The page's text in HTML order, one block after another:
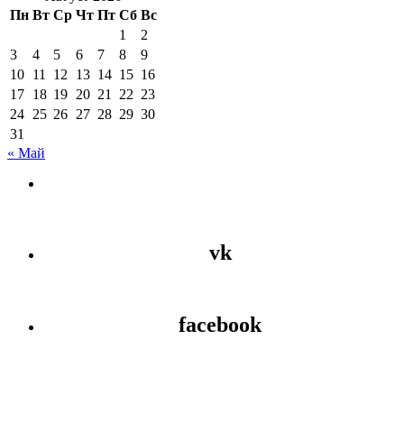
Пн Вт Ср Чт Пт Сб Вс
1
2
3
4 5 6 7 8
9
10 11 12 13 14 15 16
17 18 19 20 21 22 23
24 25 26 27 28 29 30
31
« Май
vk
facebook